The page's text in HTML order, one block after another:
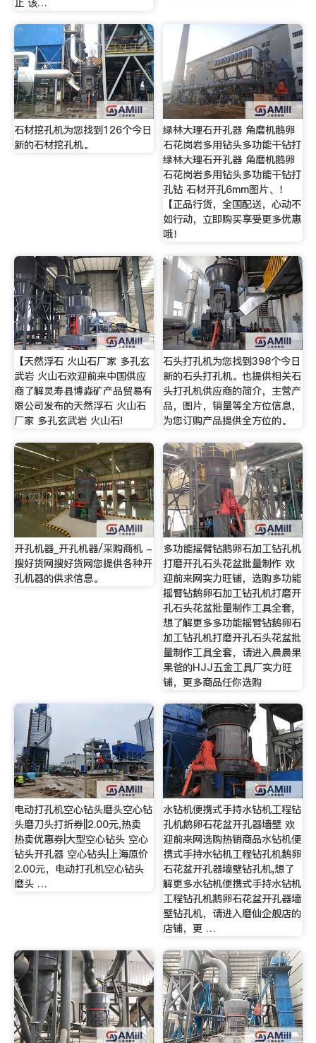
石材挖孔机为您找到126个今日
新的石材挖孔机。
绿林大理石开孔器 角磨机鹅卵
石花岗岩多用钻头多功能干钻打
绿林大理石开孔器 角磨机鹅卵
石花岗岩多用钻头多功能干钻打
孔钻 石材开孔6mm图片、！
【正品行货，全国配送，心动不
如行动，立即购买享受更多优惠
哦！
【天然浮石 火山石厂家 多孔玄
武岩 火山石欢迎前来中国供应
商了解灵寿县博淼矿产品贸易有
限公司发布的天然浮石 火山石
厂家 多孔玄武岩 火山石!
石头打孔机为您找到398个今日
新的石头打孔机。也提供相关石
头打孔机供应商的简介，主营产
品，图片，销量等全方位信息，
为您订购产品提供全方位的。
开孔机器_开孔机器/采购商机 -
搜好货网搜好货网您提供各种开
孔机器的供求信息。
多功能摇臂钻鹅卵石加工钻孔机
打磨开孔石头花盆批量制作 欢
迎前来网实力旺铺，选购多功能
摇臂钻鹅卵石加工钻孔机打磨开
孔石头花盆批量制作工具全套,
想了解更多多功能摇臂钻鹅卵石
加工钻孔机打磨开孔石头花盆批
量制作工具全套，请进入晨晨果
果爸的HJJ五金工具厂实力旺
铺，更多商品任你选购
电动打孔机空心钻头磨头空心钻
头磨刀头打折券||2.00元,热卖
热卖优惠券|大型空心钻头 空心
钻头开孔器 空心钻头|上海原价
2.00元，电动打孔机空心钻头
磨头 …
水钻机便携式手持水钻机工程钻
孔机鹅卵石花盆开孔器墙壁 欢
迎前来网选购热销商品水钻机便
携式手持水钻机工程钻孔机鹅卵
石花盆开孔器墙壁钻孔机,想了
解更多水钻机便携式手持水钻机
工程钻孔机鹅卵石花盆开孔器墙
壁钻孔机，请进入磨仙企舰店的
店铺，更 …